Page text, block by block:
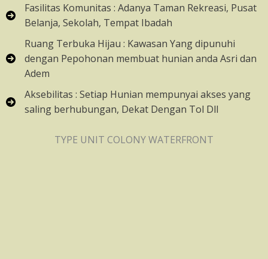
Fasilitas Komunitas : Adanya Taman Rekreasi, Pusat
Belanja, Sekolah, Tempat Ibadah
Ruang Terbuka Hijau : Kawasan Yang dipunuhi
dengan Pepohonan membuat hunian anda Asri dan
Adem
Aksebilitas : Setiap Hunian mempunyai akses yang
saling berhubungan, Dekat Dengan Tol Dll
TYPE UNIT COLONY WATERFRONT